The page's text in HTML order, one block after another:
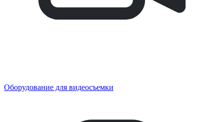
Оборудование для видеосъемки